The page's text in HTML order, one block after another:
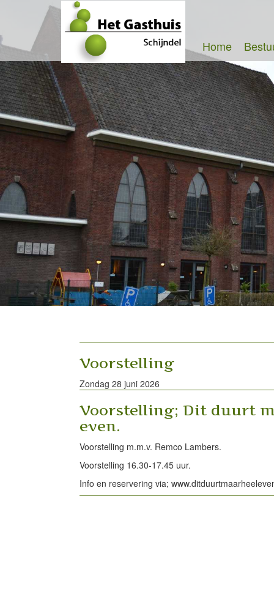
Home
Voorstelling
Zondag 28 juni 2026
Voorstelling; Dit duurt
even.
Voorstelling m.m.v. Remco Lambers.
Voorstelling 16.30-17.45 uur.
Info en reservering via;